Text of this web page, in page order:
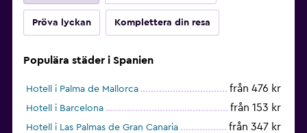
Pröva lyckan Komplettera din resa
Populära städer i Spanien
Hotell i Palma de Mallorca från 476 kr
Hotell i Barcelona från 153 kr
Hotell i Las Palmas de Gran Canaria från 347 kr